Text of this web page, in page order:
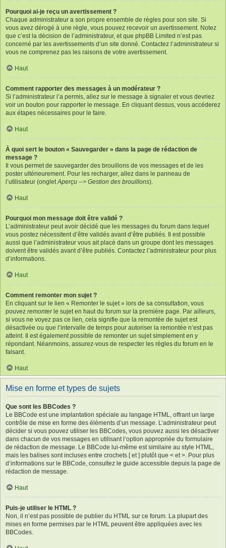
Pourquoi ai-je reçu un avertissement ?
Chaque administrateur a son propre ensemble de règles pour son site. Si
vous avez dérogé à une règle, vous pouvez recevoir un avertissement. Notez
que c’est la décision de l’administrateur, et que phpBB Limited n’est pas
concerné par les avertissements d’un site donné. Contactez l’administrateur si
vous ne comprenez pas les raisons de votre avertissement.
Haut
Comment rapporter des messages à un modérateur ?
Si l’administrateur l’a permis, allez sur le message à signaler et vous devriez
voir un bouton pour rapporter le message. En cliquant dessus, vous accéderez
aux étapes nécessaires pour le faire.
Haut
À quoi sert le bouton « Sauvegarder » dans la page de rédaction de
message ?
Il vous permet de sauvegarder des brouillons de vos messages et de les
poster ultérieurement. Pour les recharger, allez dans le panneau de
l’utilisateur (ongletAperçu --> Gestion des brouillons).
Haut
Pourquoi mon message doit être validé ?
L’administrateur peut avoir décidé que les messages du forum dans lequel
vous postez nécessitent d’être validés avant d’être publiés. Il est possible
aussi que l’administrateur vous ait placé dans un groupe dont les messages
doivent être validés avant d’être publiés. Contactez l’administrateur pour plus
d’informations.
Haut
Comment remonter mon sujet ?
En cliquant sur le lien « Remonter le sujet » lors de sa consultation, vous
pouvez remonterle sujet en haut du forum sur la première page. Par ailleurs,
si vous ne voyez pas ce lien, cela signifie que la remontée de sujet est
désactivée ou que l’intervalle de temps pour autoriser la remontée n’est pas
atteint. Il est également possible de remonter un sujet simplement en y
répondant. Néanmoins, assurez-vous de respecter les règles du forum en le
faisant.
Haut
Mise en forme et types de sujets
Que sont les BBCodes ?
Le BBCode est une implantation spéciale au langage HTML, offrant un large
contrôle de mise en forme des éléments d’un message. L’administrateur peut
décider si vous pouvez utiliser les BBCodes, vous pouvez aussi les désactiver
dans chacun de vos messages en utilisant l’option appropriée du formulaire
de rédaction de message. Le BBCode lui-même est similaire au style HTML,
mais les balises sont incluses entre crochets [ et ] plutôt que < et >. Pour plus
d’informations sur le BBCode, consultez le guide accessible depuis la page de
rédaction de message.
Haut
Puis-je utiliser le HTML ?
Non, il n’est pas possible de publier du HTML sur ce forum. La plupart des
mises en forme permises par le HTML peuvent être appliquées avec les
BBCodes.